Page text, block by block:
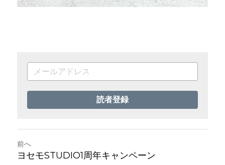
読者登録
前へ
ヨセモSTUDIO1周年キャンペーン